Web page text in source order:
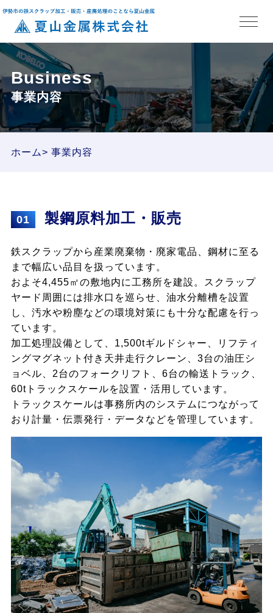
Business
事業内容
ホーム 事業内容
01 製鋼原料加工・販売
鉄スクラップから産業廃棄物・廃家電品、鋼材に至る
まで幅広い品目を扱っています。
およそ4,455㎡の敷地内に工務所を建設。スクラップ
ヤード周囲には排水口を巡らせ、油水分離槽を設置
し、汚水や粉塵などの環境対策にも十分な配慮を行っ
ています。
加工処理設備として、1,500tギルドシャー、リフティ
ングマグネット付き天井走行クレーン、3台の油圧シ
ョベル、2台のフォークリフト、6台の輸送トラック、
60tトラックスケールを設置・活用しています。
トラックスケールは事務所内のシステムにつながって
おり計量・伝票発行・データなどを管理しています。